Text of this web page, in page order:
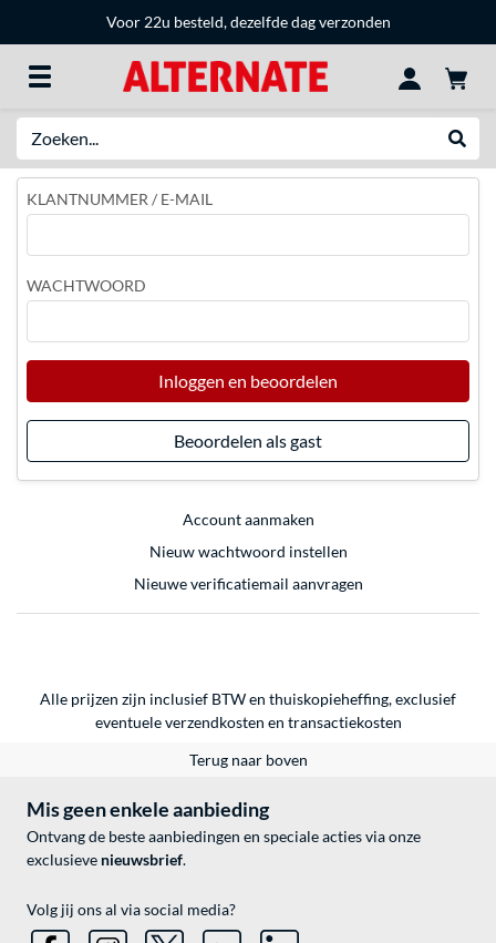
Voor 22u besteld, dezelfde dag verzonden
KLANTNUMMER / E-MAIL
WACHTWOORD
Inloggen en beoordelen
Beoordelen als gast
Account aanmaken
Nieuw wachtwoord instellen
Nieuwe verificatiemail aanvragen
Alle prijzen zijn inclusief BTW en thuiskopieheffing, exclusief
eventueleverzendkosten en transactiekosten
Terug naar boven
Mis geen enkele aanbieding
Ontvang de beste aanbiedingen en speciale acties via onze
exclusieve nieuwsbrief.
Volg jij ons al via social media?